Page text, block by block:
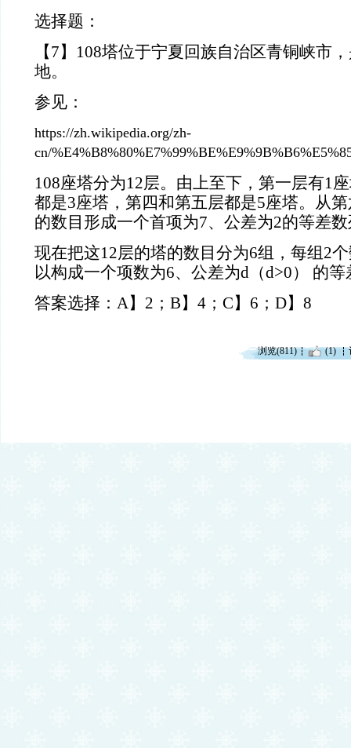
选择题：
【7】108塔位于宁夏回族自治区青铜峡市
地。
参见：
https://zh.wikipedia.org/zh-
cn/
108座塔分为12层。由上至下，第一层有1
都是3座塔，第四和第五层都是5座塔。从
的数目形成一个首项为7、公差为2的等差
现在把这12层的塔的数目分为6组，每组2
以构成一个项数为6、公差为d（d>0） 的
答案选择：A】2；B】4；C】6；D】8
浏览(811) (1)